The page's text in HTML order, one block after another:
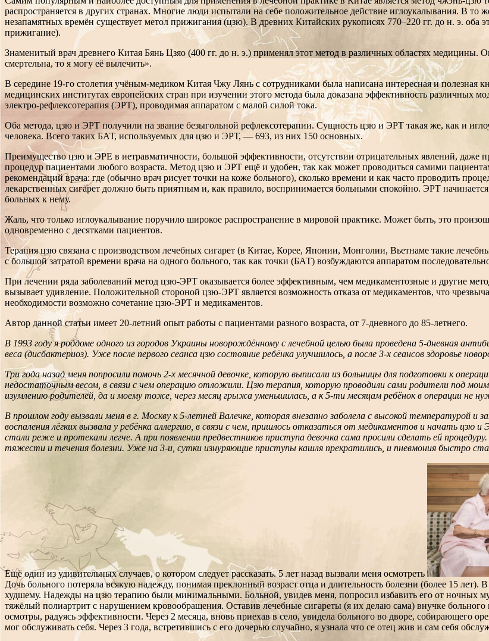
распространяется в других странах. Многие люди испытали на себе положительное действие иглоукалывания. В то
незапамятных времён существует метол прижигания (цзю). В древних Китайских рукописях 770–220 гг. до н. э.
прижигание).
Знаменитый врач древнего Китая Бянь Цзяо (400 гг. до н. э.) применял этот метод в различных областях
смертельна, то я могу её вылечить».
В середине 19-го столетия учёным-медиком Китая Чжу Лянь с сотрудниками была написана интересная и полезная
медицинских институтах европейских стран при изучении этого метода была доказана эффективность различных
электро-рефлексотерапия (ЭРТ), проводимая аппаратом с малой силой тока.
Оба метода, цзю и ЭРТ получили на звание безыгольной рефлексотерапии. Сущность цзю и ЭРТ такая же, как и
человека. Всего таких БАТ, используемых для цзю и ЭРТ, — 693, из них 150 основных.
Преимущество цзю и ЭРЕ в иетравматичности, большой эффективности, отсутствии отрицательных явлений, даже
процедур пациентами любого возраста. Метод цзю и ЭРТ ещё и удобен, так как может проводиться самими
рекомендаций врача: где (обычно врач рисует точки на коже больного), сколько времени и как часто проводить
лекарственных сигарет должно быть приятным и, как правило, воспринимается больными спокойно. ЭРТ
больных к нему.
Жаль, что только иглоукалывание поручило широкое распространение в мировой практике. Может быть, это
одновременно с десятками пациентов.
Терапия цзю связана с производством лечебных сигарет (в Китае, Корее, Японии, Монголии, Вьетнаме такие
с большой затратой времени врача на одного больного, так как точки (БАТ) возбуждаются аппаратом
При лечении ряда заболеваний метод цзю-ЭРТ оказывается более эффективным, чем медикаментозные и другие
вызывает удивление. Положительной стороной цзю-ЭРТ является возможность отказа от медикаментов, что
необходимости возможно сочетание цзю-ЭРТ и медикаментов.
Автор данной статьи имеет 20-летний опыт работы с пациентами разного возраста, от 7-дневного до 85-летнего.
В 1993 году я роддоме одного из городов Украины новорождённому с лечебной целью была проведена 5-дневная
веса (дисбактериоз). Уже после первого сеанса цзю состояние ребёнка улучшилось, а после 3-х сеансов здоровье
Три года назад меня попросили помочь 2-х месячной девочке, которую выписали из больницы для подготовки к
недостаточным весом, в связи с чем операцию отложили. Цзю терапия, которую проводили сами родители под
изумлению родителей, да и моему тоже, через месяц грыжа уменьшилась, а к 5-ти месяцам ребёнок в операции не
В прошлом году вызвали меня в г. Москву к 5-летней Валечке, которая внезапно заболела с высокой температурой
воспаления лёгких вызвала у ребёнка аллергию, в связи с чем, пришлось отказаться от медикаментов и начать
стали реже и протекали легче. А при появлении предвестников приступа девочка сама просили сделать ей
тяжести и течения болезни. Уже на 3-и, сутки изнуряющие приступы кашля прекратились, и пневмония быстро
Ещё один из удивительных случаев, о котором следует рассказать. 5 лет назад вызвали меня осмотреть
Дочь больного потеряла всякую надежду, понимая преклонный возраст отца и длительность болезни (более 15 лет).
худшему. Надежды на цзю терапию были минимальными. Больной, увидев меня, попросил избавить его от ночных
тяжёлый полиартрит с нарушением кровообращения. Оставив лечебные сигареты (я их делаю сама) внучке
осмотры, радуясь эффективности. Через 2 месяца, вновь приехав в село, увидела больного во дворе, собирающего
мог обслуживать себя. Через 3 года, встретившись с его дочерью случайно, я узнала что се отец жив и сам себя